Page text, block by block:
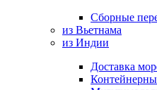
Сборные
из Вьетнама
из Индии
Доставка